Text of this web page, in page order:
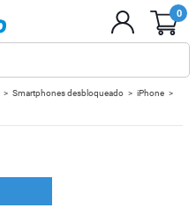
0
Smartphones desbloqueado
iPhone